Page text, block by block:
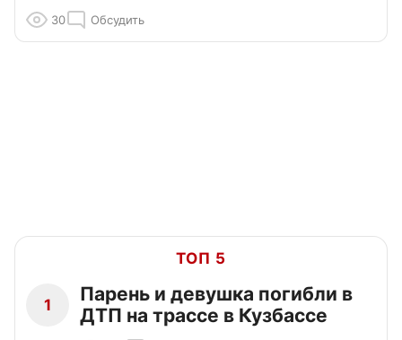
30 Обсудить
ТОП 5
1
Парень и девушка погибли в
ДТП на трассе в Кузбассе